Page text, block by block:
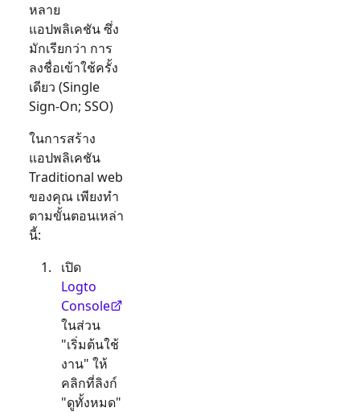
หลาย
แอปพลิเคชัน ซึ่ง
มักเรียกว่า การ
ลงชื่อเข้าใช้ครั้ง
เดียว (Single
Sign-On; SSO)
ในการสร้าง
แอปพลิเคชัน
Traditional web
ของคุณ เพียงทำ
ตามขั้นตอนเหล่า
นี้:
เปิด
Logto
Console
ในส่วน
"เริ่มต้นใช้
งาน" ให้
คลิกที่ลิงก์
"ดูทั้งหมด"